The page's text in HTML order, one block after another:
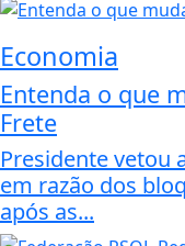
Economia
Entenda o que
Frete
Presidente vetou
em razão dos
após as...